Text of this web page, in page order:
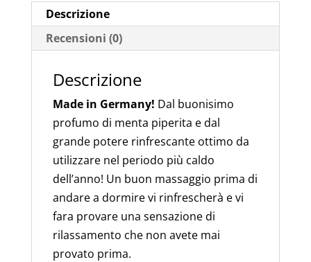
Canfora
e
Menta
Descrizione
Recensioni (0)
Descrizione
Made in Germany! Dal buonisimo
profumo di menta piperita e dal
grande potere rinfrescante ottimo da
utilizzare nel periodo più caldo
dell’anno! Un buon massaggio prima di
andare a dormire vi rinfrescherà e vi
fara provare una sensazione di
rilassamento che non avete mai
provato prima.